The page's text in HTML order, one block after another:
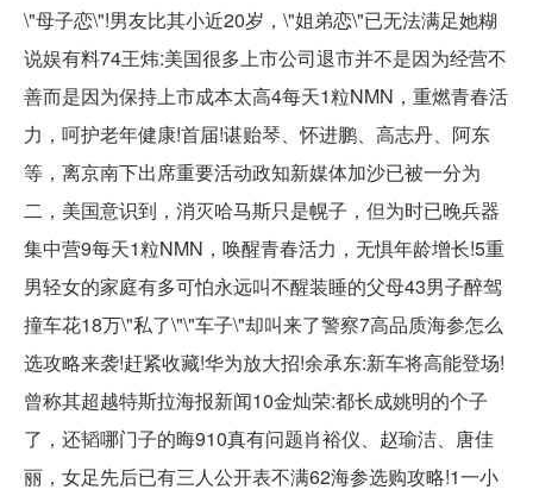
\"母子恋\"!男友比其小近20岁，\"姐弟恋\"已无法满足她糊
说娱有料74王炜:美国很多上市公司退市并不是因为经营不
善而是因为保持上市成本太高4每天1粒NMN，重燃青春活
力，呵护老年健康!首届!谌贻琴、怀进鹏、高志丹、阿东
等，离京南下出席重要活动政知新媒体加沙已被一分为
二，美国意识到，消灭哈马斯只是幌子，但为时已晚兵器
集中营9每天1粒NMN，唤醒青春活力，无惧年龄增长!5重
男轻女的家庭有多可怕永远叫不醒装睡的父母43男子醉驾
撞车花18万\"私了\"\"车子\"却叫来了警察7高品质海参怎么
选攻略来袭!赶紧收藏!华为放大招!余承东:新车将高能登场!
曾称其超越特斯拉海报新闻10金灿荣:都长成姚明的个子
了，还韬哪门子的晦910真有问题肖裕仪、赵瑜洁、唐佳
丽，女足先后已有三人公开表不满62海参选购攻略!1一小